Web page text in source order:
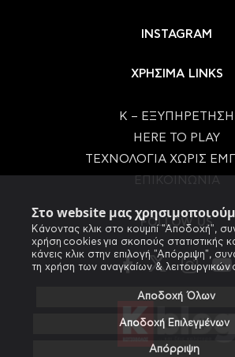
Στο website μας
Κάνοντας κλικ στο κουμπί "Αποδοχή",
χρήση cookies για σκοπούς στατιστικής
κάνεις κλικ στην επιλογή "Απόρριψη",
τη χρήση των αναγκαίων & λειτουργικών
Αποδοχή Όλων
Αποδοχή Επιλεγμένων
Απόρριψη
INSTAGRAM
ΧΡΗΣΙΜΑ LINKS
Κ – ΕΞΥΠΗΡΕΤΗΣΗ
HERE TO PLAY
ΤΕΧΝΟΛΟΓΙΑ ΧΩΡΙΣ
FOLLOW US